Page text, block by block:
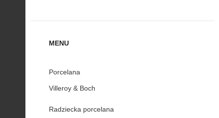
MENU
Porcelana
Villeroy & Boch
Radziecka porcelana